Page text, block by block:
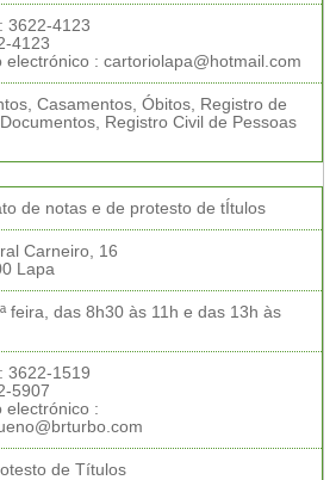
3622-4123
4123
electrónico : cartoriolapa@hotmail.com
Casamentos, Óbitos, Registro de
Registro Civil de Pessoas
de notas e de protesto de tÍtulos
Carneiro, 16
Lapa
feira, das 8h30 às 11h e das 13h às
3622-1519
5907
electrónico :
de Títulos